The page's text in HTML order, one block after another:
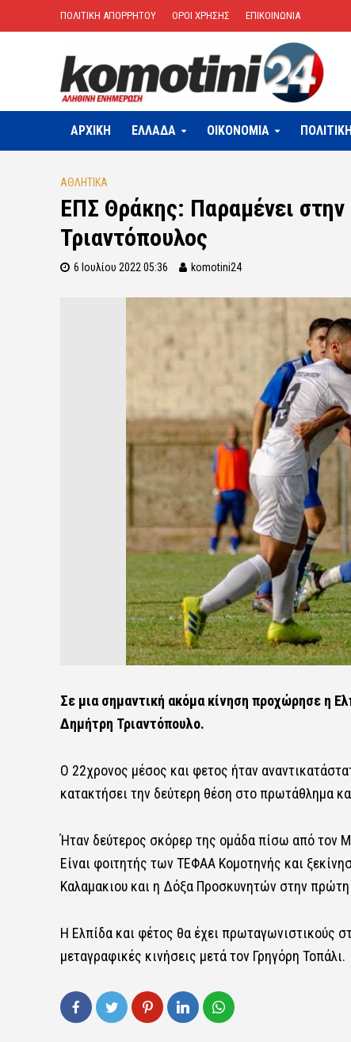
ΠΟΛΙΤΙΚΗ ΑΠΟΡΡΗΤΟΥ ΟΡΟΙ ΧΡΗΣΗΣ ΕΠΙΚΟΙΝΩΝΙΑ
ΑΡΧΙΚΗ ΕΛΛΑΔΑ OIKONOMIA ΠΟΛΙΤΙΚΗ
ΑΘΛΗΤΙΚΑ
ΕΠΣ Θράκης: Παραμένει
Τριαντόπουλος
6 Ιουλίου 2022 05:36 komotini24
Σε μια σημαντική ακόμα κίνηση προχώρησε η
Δημήτρη Τριαντόπουλο.
Ο 22χρονος μέσος και φετος ήταν
κατακτήσει την δεύτερη θέση στο πρωτάθλημα
Ήταν δεύτερος σκόρερ της ομάδα πίσω από τον
Είναι φοιτητής των ΤΕΦΑΑ Κομοτηνής και
Καλαμακιου και η Δόξα Προσκυνητών στην
Η Ελπίδα και φέτος θα έχει πρωταγωνιστικούς
μεταγραφικές κινήσεις μετά τον Γρηγόρη Τοπάλι.